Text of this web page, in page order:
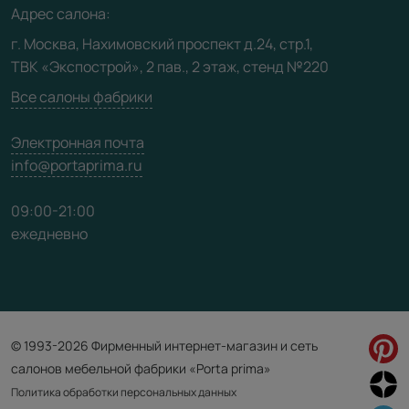
Видео
Карта сайта
Адрес салона:
г. Москва, Нахимовский проспект д.24, стр.1,
ТВК «Экспострой», 2 пав., 2 этаж, стенд №220
Все салоны фабрики
Электронная почта
info@portaprima.ru
09:00-21:00
ежедневно
© 1993-2026 Фирменный интернет-магазин и сеть
салонов мебельной фабрики «Porta prima»
Политика обработки персональных данных